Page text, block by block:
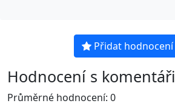
Přidat hodnocení
Hodnocení s komentáři
Průměrné hodnocení: 0